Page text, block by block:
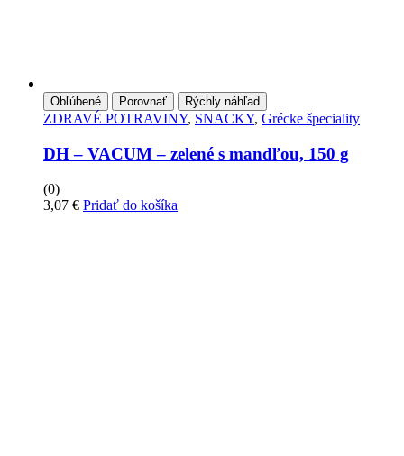
Obľúbené Porovnať Rýchly náhľad
ZDRAVÉ POTRAVINY, SNACKY, Grécke špeciality
DH – VACUM – zelené s mandľou, 150 g
(0)
3,07 € Pridať do košíka